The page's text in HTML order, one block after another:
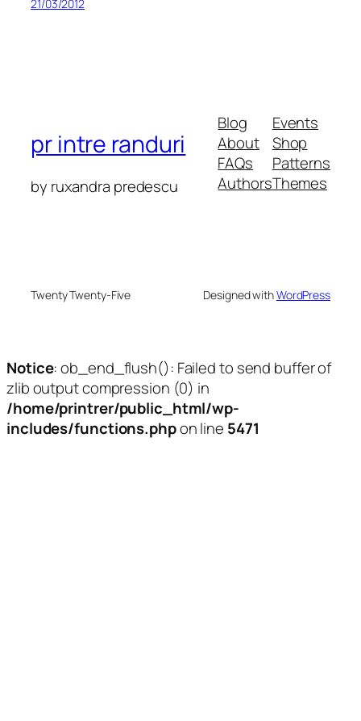
21/03/2012
pr intre randuri
by ruxandra predescu
Blog
About
FAQs
Authors
Events
Shop
Patterns
Themes
Twenty Twenty-Five Designed withWordPress
Notice: ob_end_flush(): Failed to send buffer of
zlib output compression (0) in
/home/printrer/public_html/wp-
includes/functions.phpon line 5471